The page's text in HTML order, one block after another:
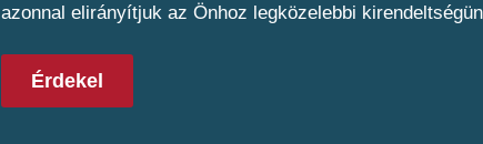
azonnal elirányítjuk az Önhoz legközelebbi
Érdekel